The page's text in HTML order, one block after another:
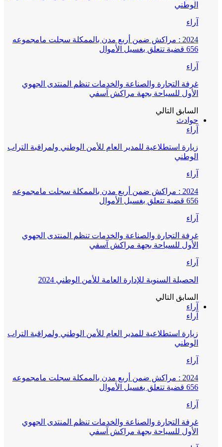
الوطني
آراء
2024 : مراكش ضمن أربع مدن بالممكلة سجلت مامجموعه
656 قضية تتعلق بغسيل الأموال
آراء
غرفة التجارة والصناعة والخدمات تنظم المنتدى الجهوي
الأول للسياحة بجهة مراكش آسفي
السابق التالي
حوادث
آراء
زيارة استطلاعية للمدير العام للأمن الوطني ولمراقبة التراب
الوطني
آراء
2024 : مراكش ضمن أربع مدن بالممكلة سجلت مامجموعه
656 قضية تتعلق بغسيل الأموال
آراء
غرفة التجارة والصناعة والخدمات تنظم المنتدى الجهوي
الأول للسياحة بجهة مراكش آسفي
آراء
الحصيلة السنوية للإدارة العامة للأمن الوطني 2024
السابق التالي
آراء
آراء
زيارة استطلاعية للمدير العام للأمن الوطني ولمراقبة التراب
الوطني
آراء
2024 : مراكش ضمن أربع مدن بالممكلة سجلت مامجموعه
656 قضية تتعلق بغسيل الأموال
آراء
غرفة التجارة والصناعة والخدمات تنظم المنتدى الجهوي
الأول للسياحة بجهة مراكش آسفي